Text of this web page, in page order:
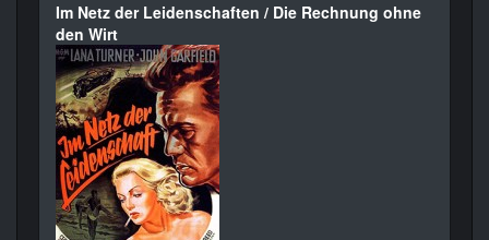
Im Netz der Leidenschaften / Die Rechnung ohne
den Wirt